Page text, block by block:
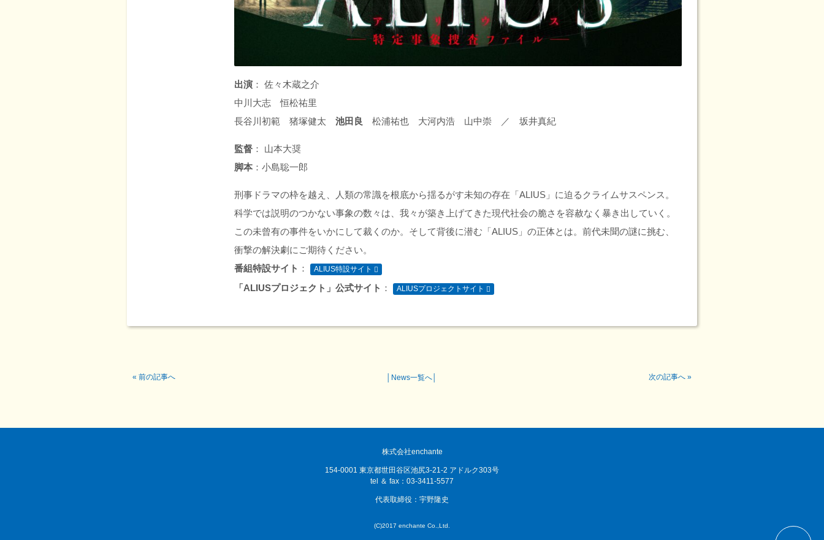
出演 ： 佐々木蔵之介
中川大志 恒松祐里
長谷川初範 猪塚健太 池田良 松浦祐也 大河内浩 山中崇 ／ 坂井真紀
監督 ： 山本大奨
脚本 ：小島聡一郎
刑事ドラマの枠を越え、人類の常識を根底から揺るがす未知の存在「ALIUS」に迫るクライムサスペンス。
科学では説明のつかない事象の数々は、我々が築き上げてきた現代社会の脆さを容赦なく暴き出していく。
この未曾有の事件をいかにして裁くのか。そして背後に潜む「ALIUS」の正体とは。前代未聞の謎に挑む、
衝撃の解決劇にご期待ください。
番組特設サイト ： ALIUS特設サイト
「ALIUSプロジェクト」公式サイト ： ALIUSプロジェクトサイト
« 前の記事へ News一覧へ 次の記事へ »
株式会社enchante
154-0001 東京都世田谷区池尻3-21-2 アドルク303号
tel ＆ fax：03-3411-5577
代表取締役：宇野隆史
(C)2017 enchante Co.,Ltd.